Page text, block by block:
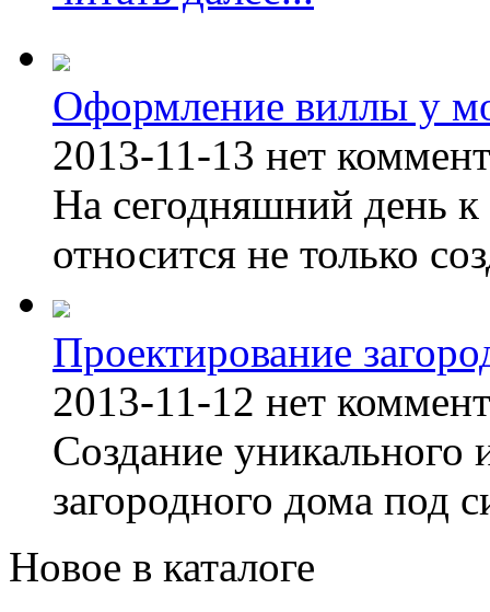
Оформление виллы у
2013-11-13 нет
На сегодняшний день к
относится не только
Проектирование
2013-11-12 нет
Создание уникального
загородного дома под
Новое в каталоге